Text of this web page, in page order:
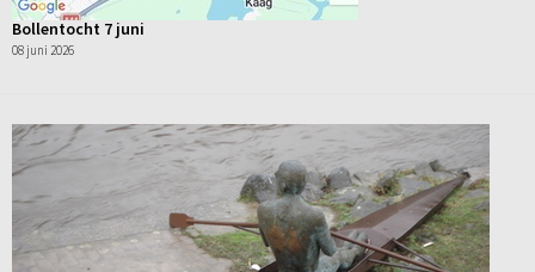
Bollentocht 7 juni
08 juni 2026